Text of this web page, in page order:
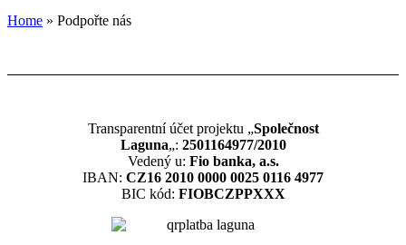
Home » Podpořte nás
Transparentní účet projektu „Společnost
Laguna„: 2501164977/2010
Vedený u: Fio banka, a.s.
IBAN: CZ16 2010 0000 0025 0116 4977
BIC kód: FIOBCZPPXXX